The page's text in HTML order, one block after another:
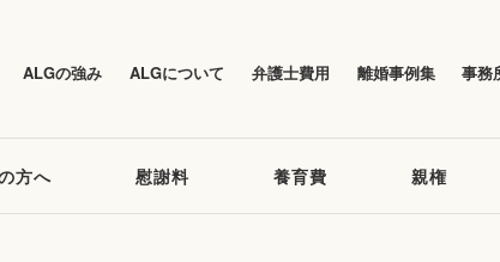
ALGの強み ALGについて 弁護士費用 離婚事例集 事務
方へ 慰謝料 養育費 親権